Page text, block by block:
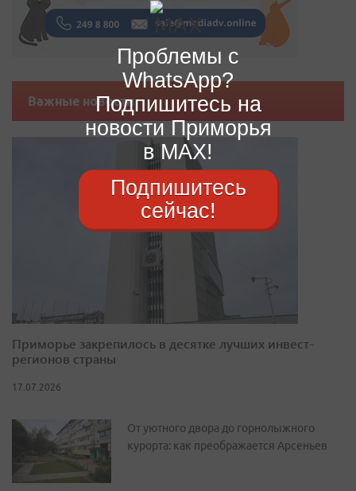
Важные новости
Приморье закрепилось в десятке лучших инвест-
регионов страны
17.07.2026
От уютного двора до горнолыжного
курорта: как преображается Арсеньев
Проблемы с
WhatsApp?
Подпишитесь на
новости Приморья
в MAX!
Подпишитесь
сейчас!